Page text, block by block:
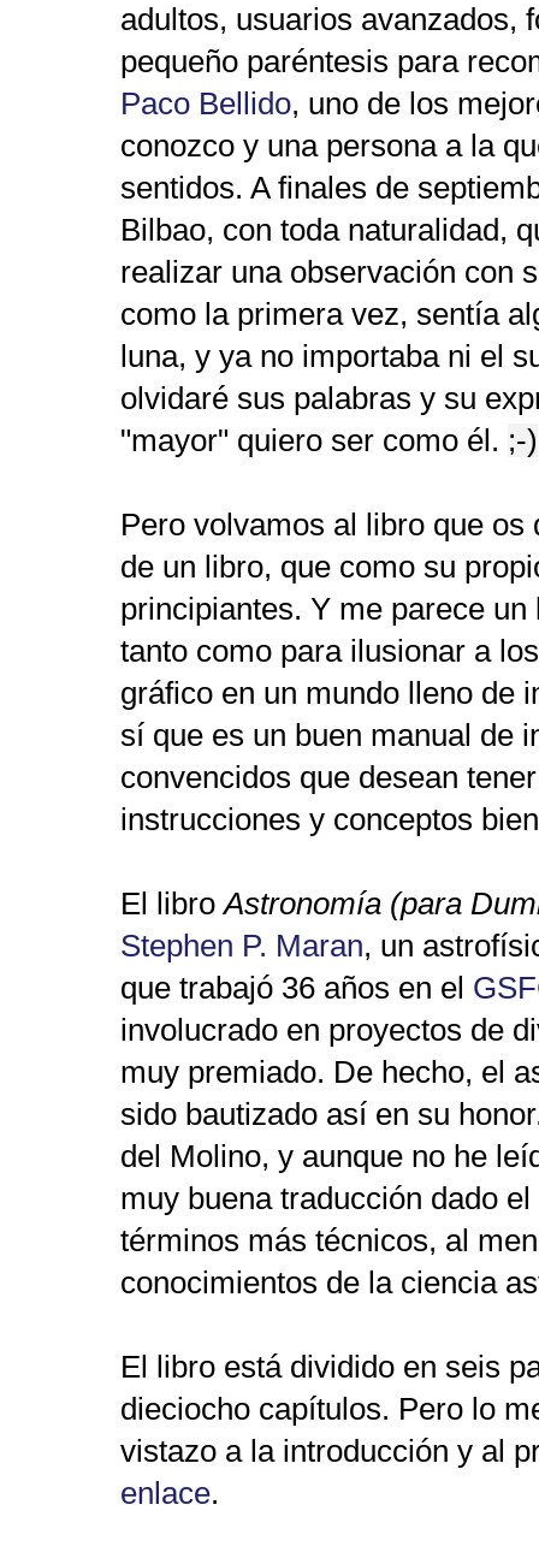
adultos, usuarios avanzados,
pequeño paréntesis para
Paco Bellido, uno de los
conozco y una persona a la
sentidos. A finales de
Bilbao, con toda naturalidad,
realizar una observación con
como la primera vez, sentía
luna, y ya no importaba ni el
olvidaré sus palabras y su
"mayor" quiero ser como él. ;-)
Pero volvamos al libro que os
de un libro, que como su
principiantes. Y me parece
tanto como para ilusionar a
gráfico en un mundo lleno de
sí que es un buen manual de
convencidos que desean
instrucciones y conceptos
El libroAstronomía (para
Stephen P. Maran, un
que trabajó 36 años en el
involucrado en proyectos de
muy premiado. De hecho, el
sido bautizado así en su
del Molino, y aunque no he
muy buena traducción dado
términos más técnicos, al
conocimientos de la ciencia
El libro está dividido en seis
dieciocho capítulos. Pero lo
vistazo a la introducción y al
enlace.